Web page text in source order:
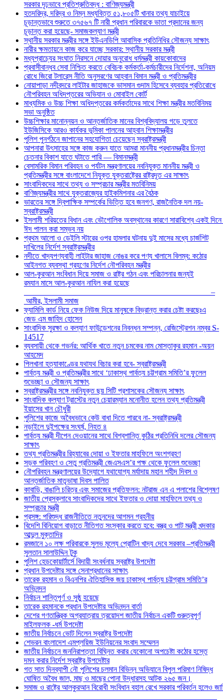
সরকার দৃঢ়ভাবে প্রতিশ্রুতিবদ্ধ : বাণিজ্যমন্ত্রী
হতদরিদ্র, দরিদ্র ও নিম্ন মধ্যবিত্ত ৫১,৮০৫টি খানার তথ্য যাচাইয়ে
চূড়ান্তভাবে শুরুতে ৩৭৫৬৭ টি নারী প্রধান পরিবারকে ভাতা প্রদানের জন্য
চূড়ান্ত করা হয়েছে- সমাজকল্যাণ মন্ত্রী
স্থানীয় সরকার মন্ত্রীর সঙ্গে ইউএনডিপি আবাসিক প্রতিনিধির সৌজন্য সাক্ষাৎ
নারীর ক্ষমতায়নে কাজ করে যাচ্ছে সরকার: স্থানীয় সরকার মন্ত্রী
মধ্যপ্রাচ্যের সংঘাত নিরসনে দোয়ার অনুরোধ ধর্মমন্ত্রী কায়কোবাদের
প্রবাসীবান্ধব সেবা নিশ্চিত করতে বেবিচক কর্মকর্তা-কর্মচারীদের নির্দেশনা, অনিয়ম
রোধে জিরো টলারেন্স নীতি অনুসরণের আহ্বান বিমান মন্ত্রী ও প্রতিমন্ত্রীর
নোয়াপাড়া নদীবন্দরে লাইটার জাহাজকে ভাসমান গুদাম হিসেবে ব্যবহার প্রতিরোধে
নৌপরিবহন অধিদপ্তরের অভিযান ও মোবাইল কোর্ট
মাধ্যমিক ও উচ্চ শিক্ষা অধিদপ্তরের কর্মকর্তাদের সাথে শিক্ষা মন্ত্রীর মতবিনিময়
সভা অনুষ্ঠিত
উচ্চশিক্ষার মানোন্নয়ন ও আন্তর্জাতিক মানের বিশ্ববিদ্যালয় গড়ে তুলতে
ইউজিসিকে আরও কার্যকর ভূমিকা পালনের আহ্বান শিক্ষামন্ত্রীর
পুলিশ পুনর্গঠনে জাপানের সহযোগিতা চেয়েছেন স্বরাষ্ট্রমন্ত্রী
আপনারা উৎসাহের সঙ্গে কাজ করুন যাতে আমরা মাননীয় প্রধানমন্ত্রীর চিন্তা
চেতনার বিকাশ যাতে ঘটাতে পারি — বিমানমন্ত্রী
বেসামরিক বিমান পরিবহন ও পর্যটন মন্ত্রণালয়ের নবনিযুক্ত মাননীয় মন্ত্রী ও
প্রতিমন্ত্রীর সঙ্গে বাংলাদেশে নিযুক্ত যুক্তরাষ্ট্রের রাষ্ট্রদূত এর সাক্ষাৎ
সাংবাদিকদের সাথে তথ্য ও সম্প্রচার মন্ত্রীর মতবিনিময়
বাণিজ্যমন্ত্রীর সাথে যুক্তরাজ্যের হাইকমিশনার এর বৈঠক
ভারতের সঙ্গে দ্বিপাক্ষিক সম্পর্কের ভিত্তি হবে জনগণ, রাজনৈতিক দল নয়-
স্বরাষ্ট্রমন্ত্রী
ইসলামী শরিয়তের বিধান এবং ভৌগোলিক অবস্থানের কারণে সারাবিশ্বে একই
ঈদ পালন করা সম্ভব নয়
প্রথম আলো ও ডেইলি স্টারের ওপর হামলার ঘটনায় দুই মাসের মধ্যে চার্জশিট
দাখিলের নির্দেশ স্বরাষ্ট্রমন্ত্রীর
নদীতে খাদ্যপণ্যবাহী লাইটার জাহাজ নোঙর করে পণ্য খালাসে বিলম্ব: কঠোর
আইনগত ব্যবস্থা গ্রহণের নির্দেশ নৌপরিবহন মন্ত্রীর
আল-কুরআন সংবিধান দিয়ে সমাজ ও রাষ্ট্র গঠন এবং পরিচালনার জন্যই
রমযান মাসে আল-কুরআন নাযিল করা হয়েছে
–
আমীর, ইসলামী সমাজ
ফ্যামিলি কার্ড নিয়ে ফেক নিউজ দিয়ে মানুষকে বিভ্রান্ত করার চেষ্টা করছেঃএ
জেড এম জাহিদ হোসেন
সাংবাদিক সুরক্ষা ও কল্যাণ ফাউন্ডেশনের নিবন্ধন সম্পন্ন, রেজিস্ট্রেশন নম্বর S-
14517
ব্যবসায়ী থেকে গভর্নর: আর্থিক খাতে নতুন চমকের নাম মোস্তাকুর রহমান -অয়ন
আহমেদ
পিলখানা হত্যাকাণ্ডের যথাযথ বিচার করা হবে- স্বরাষ্ট্রমন্ত্রী
পার্বত্য মন্ত্রী ও প্রতিমন্ত্রীর সাথে ‘ঢাকাস্থ পার্বত্য চট্টগ্রাম সমিতি’র ফুলেল
শুভেচ্ছা ও সৌজন্য সাক্ষাৎ
স্বরাষ্ট্রমন্ত্রীর সঙ্গে নবনিযুক্ত ছয় সিটি প্রশাসকের সৌজন্য সাক্ষাৎ
সাংবাদিক কল্যাণ ট্রাস্টের নতুন চেয়ারম্যান মনোনীত হলেন তথ্য প্রতিমন্ত্রী
ইয়াসের খান চৌধুরী
পুলিশের কাজে অবৈধভাবে কেউ বাধা দিতে পারবে না- স্বরাষ্ট্রমন্ত্রী
নড়াইলে দুইপক্ষের সংঘর্ষ, নিহত ৪
পার্বত্য মন্ত্রী দীপেন দেওয়ানের সাথে বিশ্বশান্তি কুঠির প্রতিনিধি দলের সৌজন্য
সাক্ষাৎ
তথ্য প্রতিমন্ত্রীর রিহ্যাবের দোয়া ও ইফতার মাহফিলে অংশগ্রহণ
সড়ক পরিবহণ ও সেতু প্রতিমন্ত্রী জেএসএস’র পক্ষ থেকে ফুলেল শুভেচ্ছা
নৌপরিবহন মন্ত্রণালয়ের উদ্যোগে যথাযোগ্য মর্যাদায় মহান শহীদ দিবস ও
আন্তর্জাতিক মাতৃভাষা দিবস পালিত
কাবাডি, বাঙালি চরিত্র এবং সমাজের প্রতিফলন: নটরাজ এন এ পলাশের বিশ্লেষণ
জাতীয় প্রেসক্লাবে সাংবাদিকদের সাথে ইফতার ও দোয়া মাহফিলে তথ্য ও
সম্প্রচার মন্ত্রী
প্রসঙ্গ: পরিশুদ্ধ রাজনীতিতে নতুনদের আগমন গ্রহনীয়
বিদেশি বিনিয়োগ বাড়াতে নীতিগত সংস্কার করতে হবে: বস্ত্র ও পাট মন্ত্রী খন্দকার
আব্দুল মুক্তাদির
রমজানে ১০ লক্ষ পরিবারকে সুলভ মূল্যে প্রোটিন খাদ্য দেবে সরকার –প্রতিমন্ত্রী
সুলতান সালাউদ্দিন টুকু
পুলিশ হেডকোয়ার্টার্সে বিদায়ী সংবর্ধনায় স্বরাষ্ট্র উপদেষ্টা
প্রধান উপদেষ্টার সঙ্গে সেনাপ্রধানের সাক্ষাৎ
তারেক রহমান ও বিএনপির ঐতিহাসিক জয় ঢাকাস্থ পার্বত্য চট্টগ্রাম সমিতি’র
অভিনন্দন
নির্বাচন শান্তিপূর্ণ ও সুষ্ঠু হয়েছে
তারেক রহমানকে প্রধান উপদেষ্টার অভিনন্দন বার্তা
দেশের গণতান্ত্রিক অগ্রযাত্রায় ত্রয়োদশ জাতীয় নির্বাচন একটি গুরুত্বপূর্ণ
মাইলফলক -ধর্ম উপদেষ্টা
জাতীয় নির্বাচনে ভোট দিলেন স্বরাষ্ট্র উপদেষ্টা
শেভরন বাংলাদেশ এমপ্লয়িজ ইউনিয়নের সংবাদ সম্মেলন
জাতীয় নির্বাচনে জননিরাপত্তা বিঘ্নিত করার যেকোনো অপচেষ্টা কঠোর হস্তে
দমন করার নির্দেশ স্বরাষ্ট্র উপদেষ্টার
গত সাত দিনব্যাপী নৌ পুলিশের চলমান বিভিন্ন অভিযানে বিপুল পরিমাণ নিষিদ্ধ
ঘোষিত অবৈধ জাল, মাছ ও মাছের পোনা উদ্ধারসহ আটক ২৬৫ জন।
সমাজ ও রাষ্ট্রে আলকুরআন বিরোধী সংবিধান বহাল রেখে সরকার পরিবর্তন হলেও